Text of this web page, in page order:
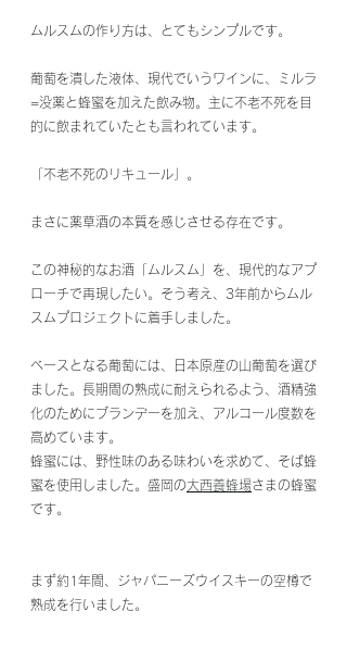
ムルスムの作り方は、とてもシンプルです。
葡萄を潰した液体、現代でいうワインに、ミルラ
=没薬と蜂蜜を加えた飲み物。主に不老不死を目
的に飲まれていたとも言われています。
「不老不死のリキュール」。
まさに薬草酒の本質を感じさせる存在です。
この神秘的なお酒「ムルスム」を、現代的なアプ
ローチで再現したい。そう考え、3年前からムル
スムプロジェクトに着手しました。
ベースとなる葡萄には、日本原産の山葡萄を選び
ました。長期間の熟成に耐えられるよう、酒精強
化のためにブランデーを加え、アルコール度数を
高めています。
蜂蜜には、野性味のある味わいを求めて、そば蜂
蜜を使用しました。盛岡の大西養蜂場さまの蜂蜜
です。
まず約1年間、ジャパニーズウイスキーの空樽で
熟成を行いました。